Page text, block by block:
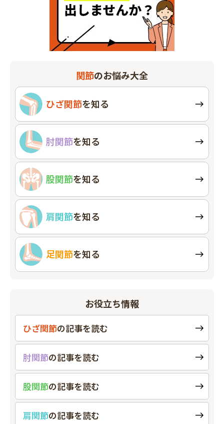
関節のお悩み大全
ひざ関節を知る
肘関節を知る
股関節を知る
肩関節を知る
足関節を知る
お役立ち情報
ひざ関節の記事を読む
肘関節の記事を読む
股関節の記事を読む
肩関節の記事を読む